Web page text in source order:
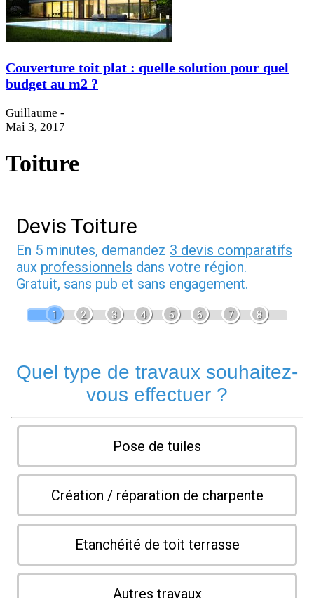
Couverture toit plat : quelle solution pour quel
budget au m2 ?
Guillaume -
Mai 3, 2017
Toiture
Devis Toiture
En 5 minutes, demandez 3 devis comparatifs
aux professionnels dans votre région.
Gratuit, sans pub et sans engagement.
1 2 3 4 5 6 7 8
Quel type de travaux souhaitez-
vous effectuer ?
Pose de tuiles
Création / réparation de charpente
Etanchéité de toit terrasse
Autres travaux